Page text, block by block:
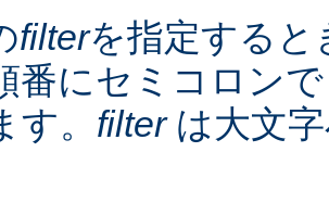
filterを指定すると
番にセミコロン
す。 filterは大文